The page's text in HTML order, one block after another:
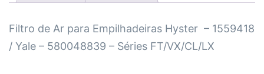
Filtro de Ar para Empilhadeiras Hyster – 1559418
/ Yale – 580048839 – Séries FT/VX/CL/LX